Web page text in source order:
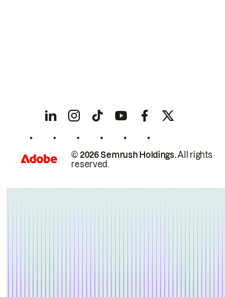
© 2026 Semrush Holdings.All rights
reserved.